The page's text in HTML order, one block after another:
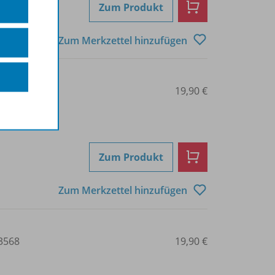
Zum Produkt
Zum Merkzettel hinzufügen
19,90 €
Zum Produkt
Zum Merkzettel hinzufügen
19,90 €